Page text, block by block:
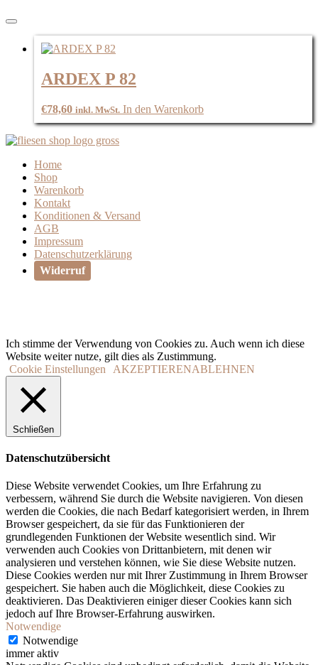
ARDEX P 82
€78,60 inkl. MwSt. In den Warenkorb
Home
Shop
Warenkorb
Kontakt
Konditionen & Versand
AGB
Impressum
Datenschutzerklärung
Widerruf
Ich stimme der Verwendung von Cookies zu. Auch wenn ich diese
Website weiter nutze, gilt dies als Zustimmung.
Cookie Einstellungen
AKZEPTIERENABLEHNEN
Schließen
Datenschutzübersicht
Diese Website verwendet Cookies, um Ihre Erfahrung zu
verbessern, während Sie durch die Website navigieren. Von diesen
werden die Cookies, die nach Bedarf kategorisiert werden, in Ihrem
Browser gespeichert, da sie für das Funktionieren der
grundlegenden Funktionen der Website wesentlich sind. Wir
verwenden auch Cookies von Drittanbietern, mit denen wir
analysieren und verstehen können, wie Sie diese Website nutzen.
Diese Cookies werden nur mit Ihrer Zustimmung in Ihrem Browser
gespeichert. Sie haben auch die Möglichkeit, diese Cookies zu
deaktivieren. Das Deaktivieren einiger dieser Cookies kann sich
jedoch auf Ihre Browser-Erfahrung auswirken.
Notwendige
Notwendige
immer aktiv